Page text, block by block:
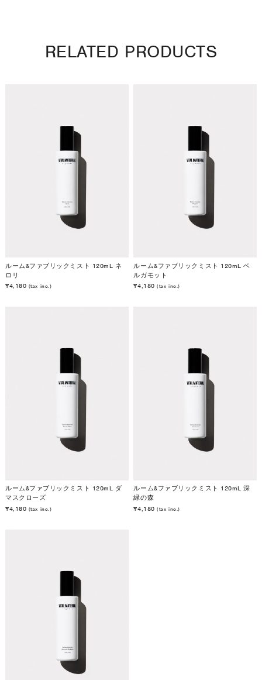
RELATED PRODUCTS
ルーム&ファブリックミスト 120mL ネ
ロリ
¥4,180 (tax inc.)
ルーム&ファブリックミスト 120mL ベ
ルガモット
¥4,180 (tax inc.)
ルーム&ファブリックミスト 120mL ダ
マスクローズ
¥4,180 (tax inc.)
ルーム&ファブリックミスト 120mL 深
緑の森
¥4,180 (tax inc.)